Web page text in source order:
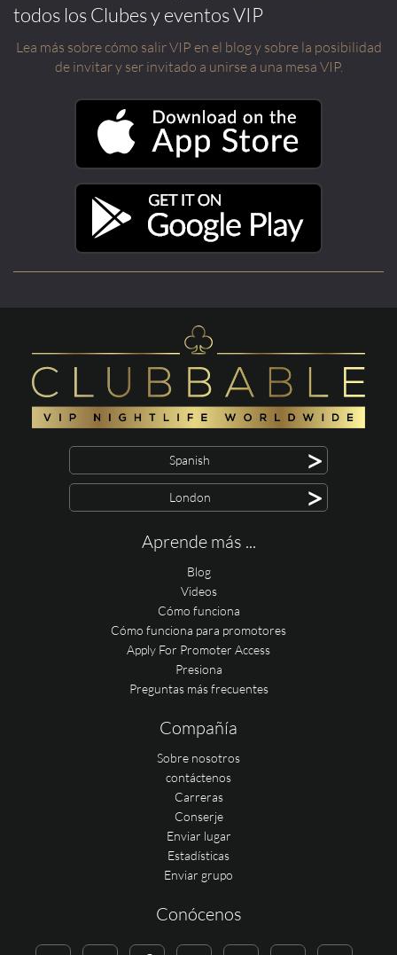
todos los Clubes y eventos VIP
Lea más sobre cómo salir VIP en el blog y sobre la posibilidad
de invitar y ser invitado a unirse a una mesa VIP.
Spanish >
London >
Aprende más ...
Blog
Videos
Cómo funciona
Cómo funciona para promotores
Apply For Promoter Access
Presiona
Preguntas más frecuentes
Compañía
Sobre nosotros
contáctenos
Carreras
Conserje
Enviar lugar
Estadísticas
Enviar grupo
Conócenos